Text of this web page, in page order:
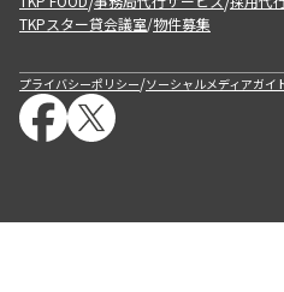
TKPスター貸会議室/物件募集
プライバシーポリシー/ソーシャルメディアガイ